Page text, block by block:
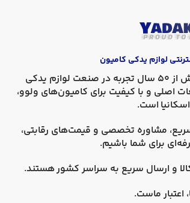
لوازم یدکی کامیون
، به عنوان فروشگاهی با بیش از 50 سال تجربه در صنعت لوازم یدکی
اصلی و با کیفیت برای کامیون‌های ولوو،
است.
مشاوره تخصصی و قیمت‌های رقابتی،
برای شما باشیم.
و ارسال سریع به سراسر کشورهستند.
اعتبار ماست.